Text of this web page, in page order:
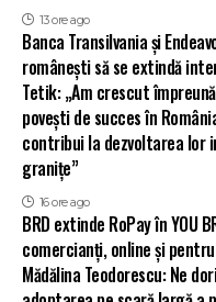
13 ore ago
Banca Transilvania și
românești să se extindă
Tetik: „Am crescut
povești de succes în
contribui la dezvoltarea lor
granițe”
16 ore ago
BRD extinde RoPay în YOU
comercianți, online și
Mădălina Teodorescu: Ne